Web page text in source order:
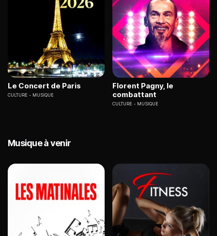
Le Concert de Paris
CULTURE MUSIQUE
Florent Pagny, le
combattant
CULTURE MUSIQUE
Musique à venir